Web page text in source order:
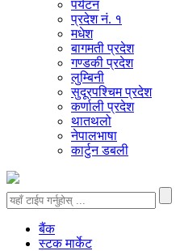
पर्यटन
प्रदेश नं. १
मधेश
बागमती प्रदेश
गण्डकी प्रदेश
लुम्बिनी
सुदूरपश्चिम प्रदेश
कर्णाली प्रदेश
थातथलो
नेपालभाषा
कार्टुन डबली
बैंक
स्टक मार्केट